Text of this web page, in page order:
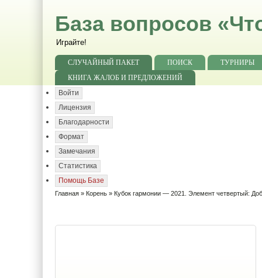
База вопросов
Играйте!
СЛУЧАЙНЫЙ ПАКЕТ ПОИСК
ТУРНИРЫ
КНИГА ЖАЛОБ И ПРЕДЛОЖЕНИЙ
Войти
Лицензия
Благодарности
Формат
Замечания
Статистика
Помощь Базе
Главная » Корень » Кубок гармонии — 2021. Элемент четвертый: